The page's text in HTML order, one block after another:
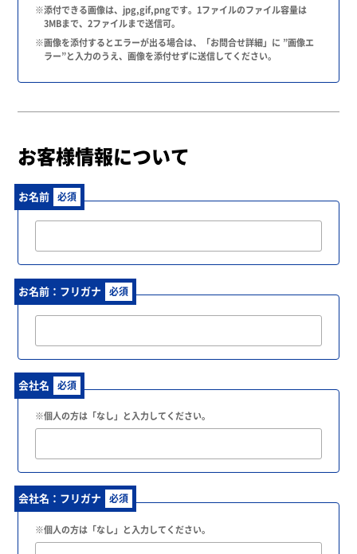
※添付できる画像は、jpg,gif,pngです。1ファイルのファイル容量は
3MBまで、2ファイルまで送信可。
※画像を添付するとエラーが出る場合は、「お問合せ詳細」に ”画像エ
ラー”と入力のうえ、画像を添付せずに送信してください。
お客様情報について
お名前 必須
お名前：フリガナ 必須
会社名 必須
※個人の方は「なし」と入力してください。
会社名：フリガナ 必須
※個人の方は「なし」と入力してください。